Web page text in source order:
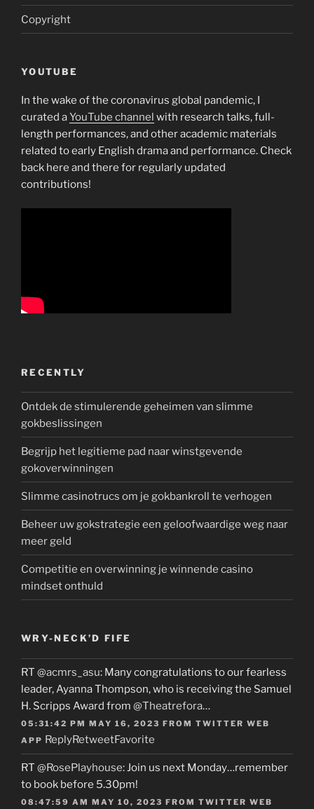
Copyright
YOUTUBE
In the wake of the coronavirus global pandemic, I
curated aYouTube channel with research talks, full-
length performances, and other academic materials
related to early English drama and performance. Check
back here and there for regularly updated
contributions!
RECENTLY
Ontdek de stimulerende geheimen van slimme
gokbeslissingen
Begrijp het legitieme pad naar winstgevende
gokoverwinningen
Slimme casinotrucs om je gokbankroll te verhogen
Beheer uw gokstrategie een geloofwaardige weg naar
meer geld
Competitie en overwinning je winnende casino
mindset onthuld
WRY-NECK’D FIFE
RT @acmrs_asu: Many congratulations to our fearless
leader, Ayanna Thompson, who is receiving the Samuel
H. Scripps Award from @Theatrefora…
05:31:42 PM MAY 16, 2023 FROM TWITTER WEB
APP ReplyRetweetFavorite
RT @RosePlayhouse: Join us next Monday…remember
to book before 5.30pm!
08:47:59 AM MAY 10, 2023 FROM TWITTER WEB